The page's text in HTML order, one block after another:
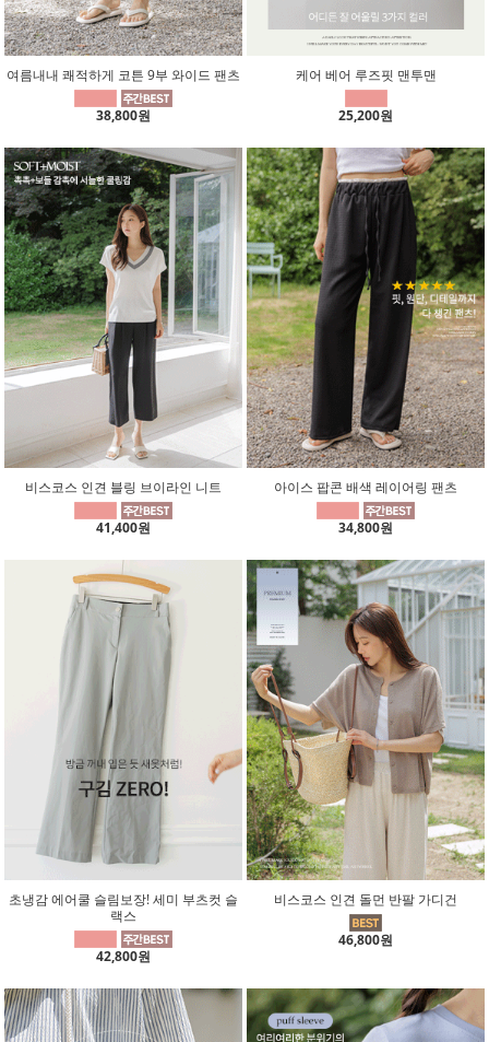
여름내내 쾌적하게 코튼 9부 와이드 팬츠
38,800원
케어 베어 루즈핏 맨투맨
25,200원
비스코스 인견 블링 브이라인 니트
41,400원
아이스 팝콘 배색 레이어링 팬츠
34,800원
초냉감 에어쿨 슬림보장! 세미 부츠컷 슬
랙스
42,800원
비스코스 인견 돌먼 반팔 가디건
46,800원